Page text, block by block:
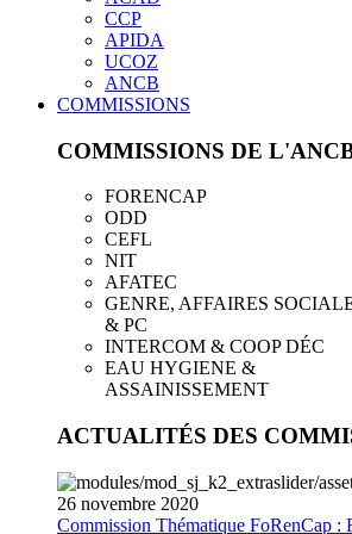
CCP
APIDA
UCOZ
ANCB
COMMISSIONS
COMMISSIONS DE
FORENCAP
ODD
CEFL
NIT
AFATEC
GENRE, AFFAIRES
& PC
INTERCOM & COOP DÉC
EAU HYGIENE &
ASSAINISSEMENT
ACTUALITÉS DES
26 novembre 2020
Commission Thématique FoRenCap :